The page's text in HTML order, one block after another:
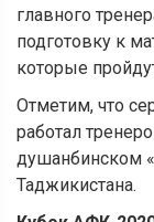
главного
подготовку к
которые
Отметим, что
работал
душанбинском
Таджикистана.